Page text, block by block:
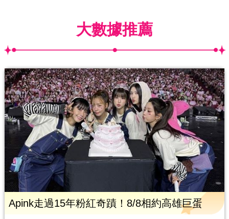
大數據推薦
Apink走過15年粉紅奇蹟！8/8相約高雄巨蛋